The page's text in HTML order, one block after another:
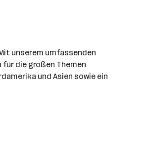
unserem umfassenden
die großen Themen
und Asien sowie ein